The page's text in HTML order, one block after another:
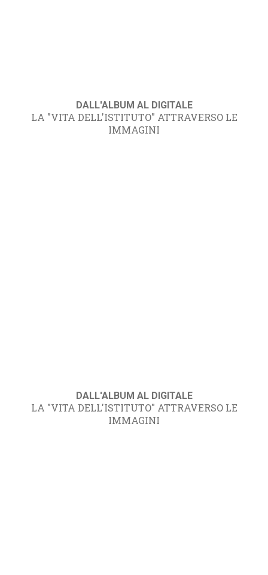
DALL'ALBUM AL DIGITALE
LA "VITA DELL'ISTITUTO" ATTRAVERSO LE
IMMAGINI
DALL'ALBUM AL DIGITALE
LA "VITA DELL'ISTITUTO" ATTRAVERSO LE
IMMAGINI